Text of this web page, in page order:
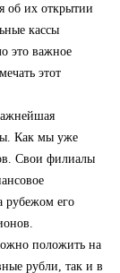
об их открытии
кассы
это важное
этот
Как мы уже
Свои филиалы
рубежом его
положить на
рубли, так и в